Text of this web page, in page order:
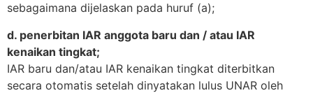
sebagaimana dijelaskan pada huruf (a);
d. penerbitan IAR anggota baru dan / atau IAR
kenaikan tingkat;
IAR baru dan/atau IAR kenaikan tingkat diterbitkan
secara otomatis setelah dinyatakan lulus UNAR oleh